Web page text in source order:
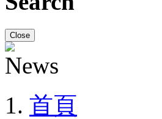
Close
首頁